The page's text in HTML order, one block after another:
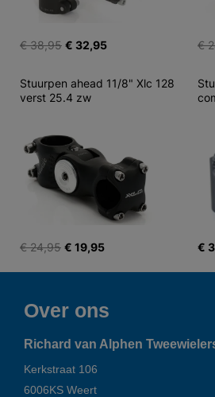
€ 38,95 € 32,95 €
Stuurpen ahead 11/8" Xlc 128
verst 25.4 zw
€ 24,95 € 19,95 €
Over ons
Richard van Alphen
Kerkstraat 106
6006KS Weert